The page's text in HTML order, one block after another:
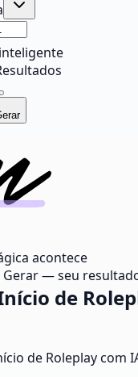
acontece
— seu
de
de Roleplay com